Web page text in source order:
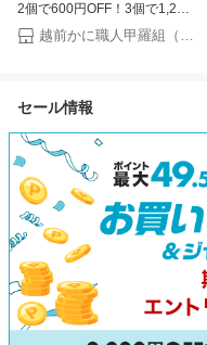
2個で600円OFF！3個で1,200
円OFF！4個で2,000円OFF！
楽天グルメ大賞受賞！楽天1位
越前かに職人甲羅組（DENSHOKU）
セール情報